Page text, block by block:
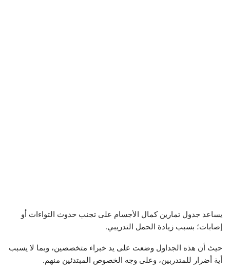
يساعد جدول تمارين كمال الأجسام على تجنب حدوث التواءات أو
إصابات؛ بسبب زيادة الحمل التدريبي.
حيث أن هذه الجداول وضعت على يد خبراء متخصصين، وبما لا يسبب
أية أضرار للمتدربين، وعلى وجه الخصوص المبتدئين منهم.